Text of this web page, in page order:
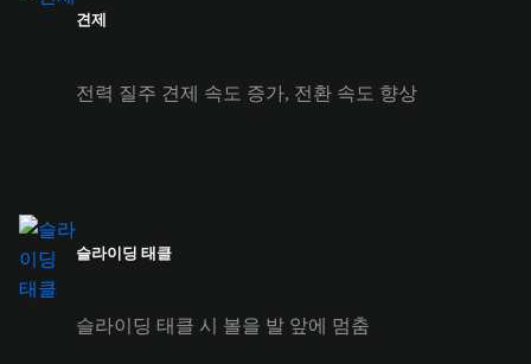
견제
전력 질주 견제 속도 증가, 전환 속도 향상
슬라이딩 태클
슬라이딩 태클 시 볼을 발 앞에 멈춤